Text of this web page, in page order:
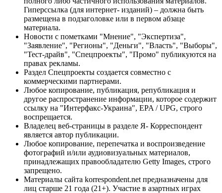
Гиперссылка (для интернет- изданий) – должна быть
размещена в подзаголовке или в первом абзаце
материала.
Новости с пометками "Мнение", "Экспертиза",
"Заявление", "Регионы", "Деньги", "Власть", "Выборы",
"Тест-драйв", "Спецпроекты", "Промо" публикуются на
правах рекламы.
Раздел Спецпроекты создается совместно с
коммерческими партнерами.
Любое копирование, публикация, републикация и
другое распространение информации, которое содержит
ссылку на "Интерфакс-Украина", EPA / UPG, строго
воспрещается.
Владелец веб-страницы в разделе Я- Корреспондент
является автор публикации.
Любое копирование, перепечатка и воспроизведение
фотографий и/или аудиовизуальных материалов,
принадлежащих правообладателю Getty Images, строго
запрещено.
Материалы сайта korrespondent.net предназначены для
лиц старше 21 года (21+). Участие в азартных играх